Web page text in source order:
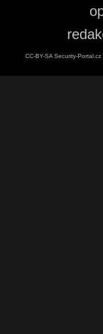
CC-BY-SA Security-